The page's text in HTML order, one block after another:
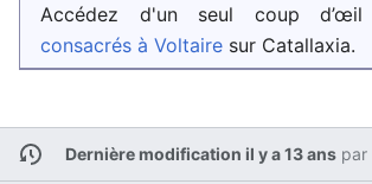
Accédez d'un seul coup
consacrés à Voltaire sur Catallaxia.
Dernière modification il y a 13 anspar